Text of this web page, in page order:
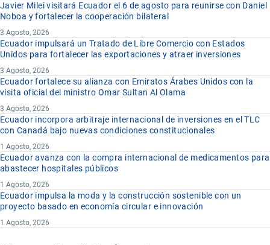
Javier Milei visitará Ecuador el 6 de agosto para reunirse con Daniel
Noboa y fortalecer la cooperación bilateral
3 Agosto, 2026
Ecuador impulsará un Tratado de Libre Comercio con Estados
Unidos para fortalecer las exportaciones y atraer inversiones
3 Agosto, 2026
Ecuador fortalece su alianza con Emiratos Árabes Unidos con la
visita oficial del ministro Omar Sultan Al Olama
3 Agosto, 2026
Ecuador incorpora arbitraje internacional de inversiones en el TLC
con Canadá bajo nuevas condiciones constitucionales
1 Agosto, 2026
Ecuador avanza con la compra internacional de medicamentos para
abastecer hospitales públicos
1 Agosto, 2026
Ecuador impulsa la moda y la construcción sostenible con un
proyecto basado en economía circular e innovación
1 Agosto, 2026